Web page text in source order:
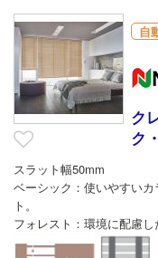
自
ク
ク
スラット幅50mm
ベーシック：使いやすい
ト。
フォレスト：環境に配慮し